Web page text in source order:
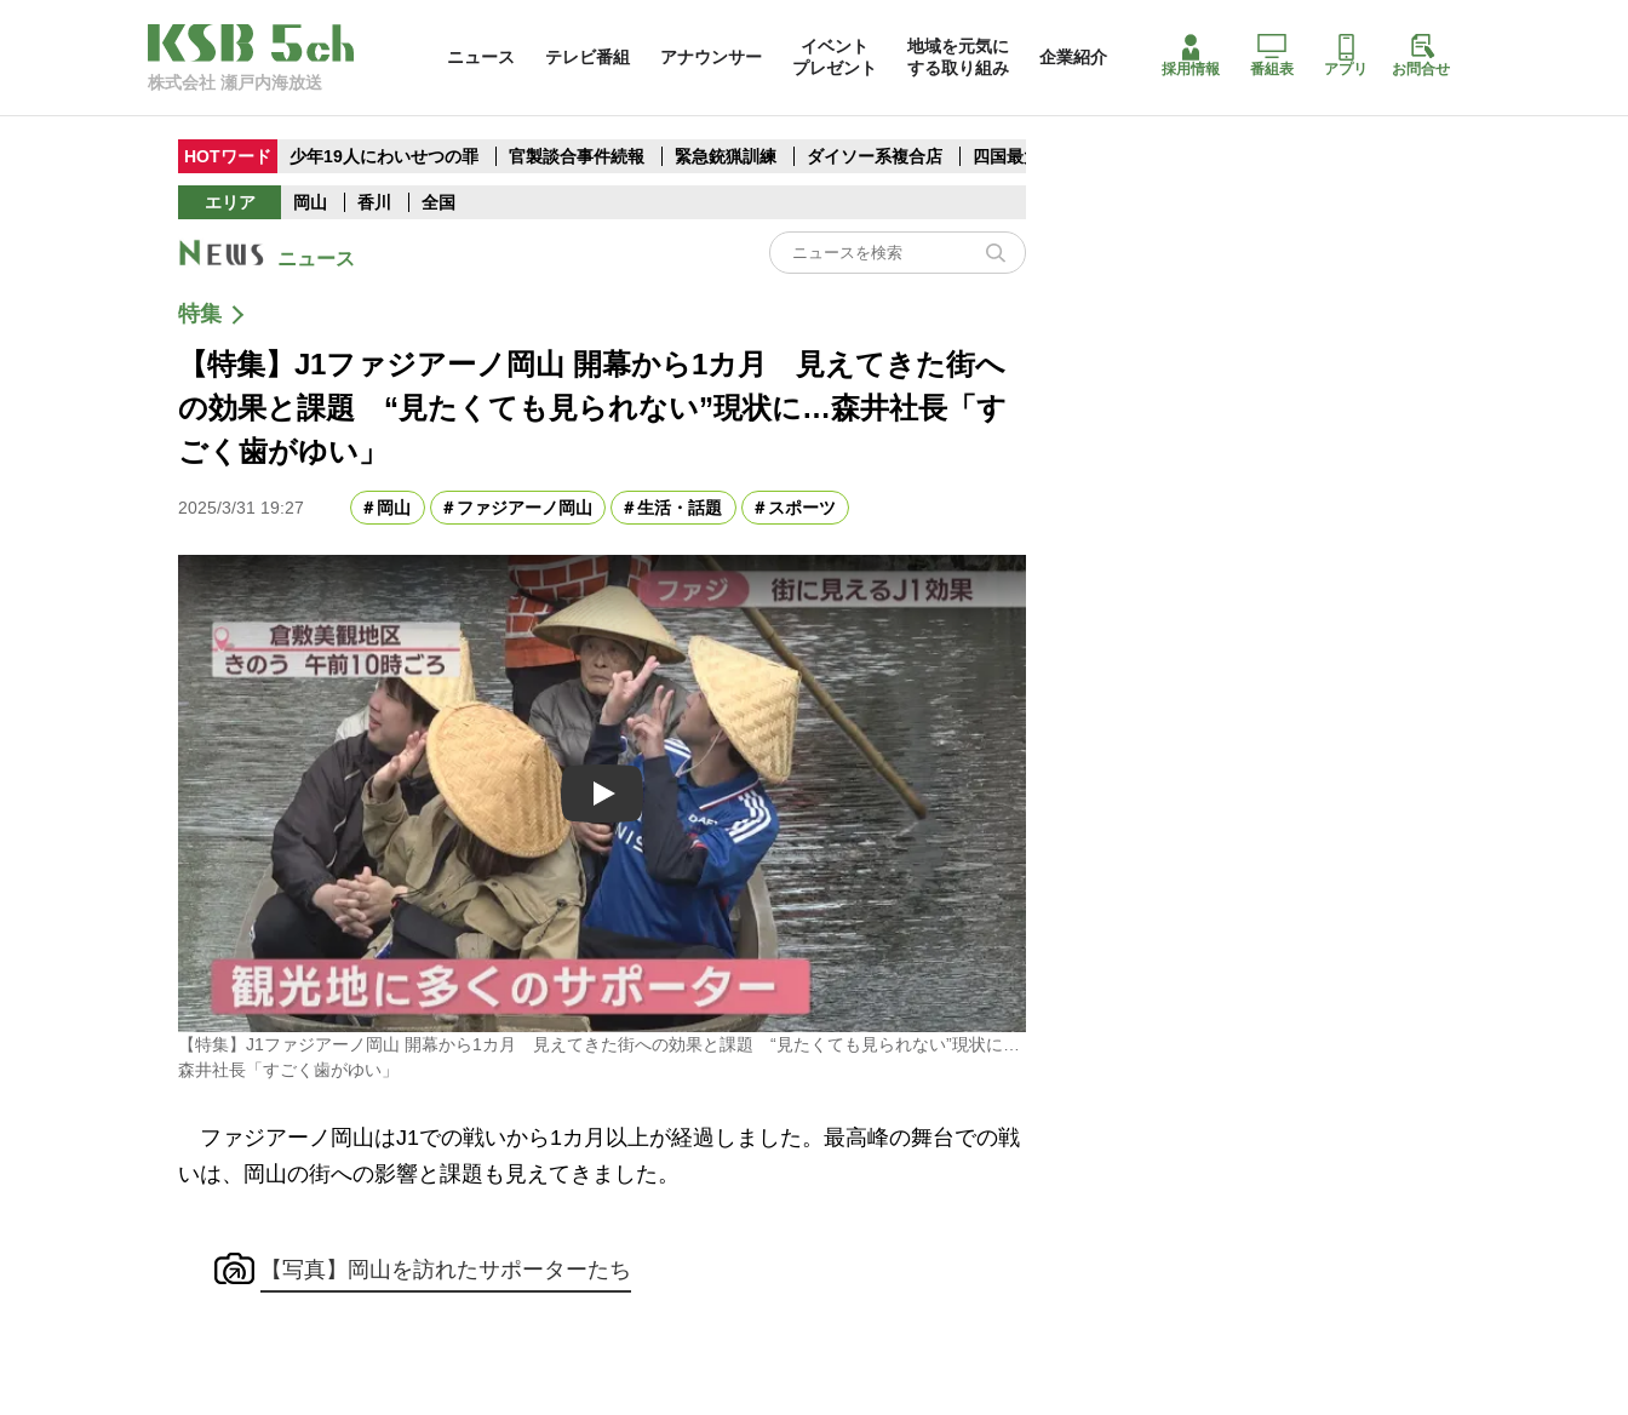
株式会社 瀬戸内海放送
ニュース テレビ番組 アナウンサー
イベント
プレゼント
地域を元気に
する取り組み
企業紹介
採用情報 番組表 アプリ お問合せ
HOTワード 少年19人にわいせつの罪 官製談合事件続報 緊急銃猟訓練 ダイソー系複合店 四国最大スリコ
エリア 岡山 香川 全国
ニュース
特集
【特集】J1ファジアーノ岡山 開幕から1カ月 見えてきた街へ
の効果と課題 “見たくても見られない”現状に…森井社長「す
ごく歯がゆい」
2025/3/31 19:27 岡山 ファジアーノ岡山 生活・話題 スポーツ
Play
【特集】J1ファジアーノ岡山 開幕から1カ月 見えてきた街への効果と課題 “見たくても見られない”現状に…
森井社長「すごく歯がゆい」
ファジアーノ岡山はJ1での戦いから1カ月以上が経過しました。最高峰の舞台での戦
いは、岡山の街への影響と課題も見えてきました。
【写真】岡山を訪れたサポーターたち